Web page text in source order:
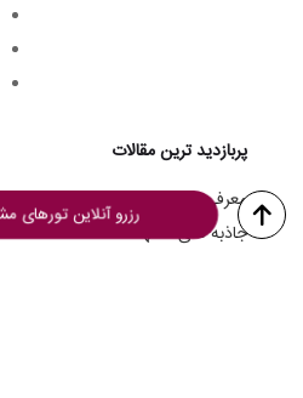
رزرو آنلاین تورهای
پربازدید ترین مقالات
معرفی و مقایسه هتل ها
جاذبه های مشهد